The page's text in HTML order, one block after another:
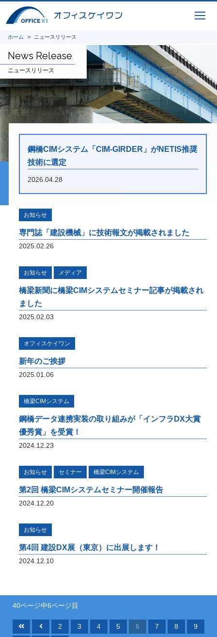
ICTサービス
計照査、重心計算、施工シミュレーション、
完成パース、 CIM-PDF変換、点群データ、
AR / VR、自社プログラムを利用した設計図
面、原寸展開データ作成、 スタッド配置図
作成、曲面展開図作成
研究開発
将来の橋梁建設システムの生産性向上に貢献
すべく、3Dモデルを中心とした研究開発に
ベーション、また投稿論文や講演実績を紹介
オフィスケイワンが参画するコンソーシアム
橋梁ギャラリー
橋」「トラス橋」「斜張橋」「吊橋」に大別
ホーム ニュースリリース
News Release
ニュースリリース
鋼橋CIMシステム「CIM-GIRDER」がNETIS推奨
技術に選定
2026.04.28
お知らせ
専門誌「建設機械」に技術報文が掲載されました
2025.02.26
お知らせ メディア
橋梁新聞に橋梁CIMシステムセミナー記事が掲載され
ました
2025.02.03
オフィスケイワン
新年のご挨拶
2025.01.06
橋梁CIMシステム
鋼橋データ連携実装の取り組みが「インフラDX大賞
優秀賞」を受賞！
2024.12.23
お知らせ セミナー 橋梁CIMシステム
第2回 橋梁CIMシステムセミナー開催報告
2024.12.20
お知らせ
第4回 建設DX展（東京）に出展します！
2024.12.10
40ページ中6ページ目
2 3 4 5 6 7 8 9